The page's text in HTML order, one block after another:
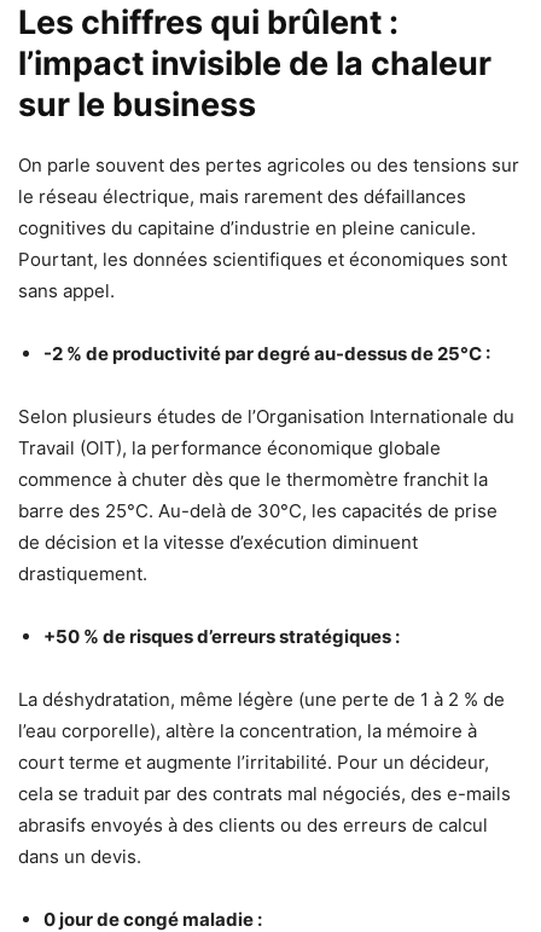
Les chiffres qui brûlent :
l’impact invisible de la chaleur
sur le business
On parle souvent des pertes agricoles ou des tensions sur
le réseau électrique, mais rarement des défaillances
cognitives du capitaine d’industrie en pleine canicule.
Pourtant, les données scientifiques et économiques sont
sans appel.
-2 % de productivité par degré au-dessus de 25°C :
Selon plusieurs études de l’Organisation Internationale du
Travail (OIT), la performance économique globale
commence à chuter dès que le thermomètre franchit la
barre des 25°C. Au-delà de 30°C, les capacités de prise
de décision et la vitesse d’exécution diminuent
drastiquement.
+50 % de risques d’erreurs stratégiques :
La déshydratation, même légère (une perte de 1 à 2 % de
l’eau corporelle), altère la concentration, la mémoire à
court terme et augmente l’irritabilité. Pour un décideur,
cela se traduit par des contrats mal négociés, des e-mails
abrasifs envoyés à des clients ou des erreurs de calcul
dans un devis.
0 jour de congé maladie :